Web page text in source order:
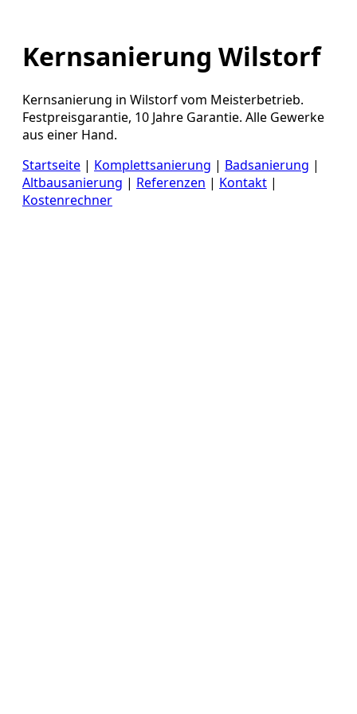
Kernsanierung Wilstorf
Kernsanierung in Wilstorf vom Meisterbetrieb.
Festpreisgarantie, 10 Jahre Garantie. Alle Gewerke
aus einer Hand.
Startseite | Komplettsanierung | Badsanierung |
Altbausanierung | Referenzen | Kontakt |
Kostenrechner